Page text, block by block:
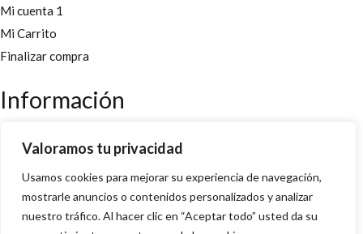
Valoramos tu privacidad
Usamos cookies para mejorar su experiencia de navegación,
mostrarle anuncios o contenidos personalizados y analizar
nuestro tráfico. Al hacer clic en “Aceptar todo” usted da su
Mi cuenta 1
Mi Carrito
Finalizar compra
Información
Políticas y cookies
Política de privacidad y condiciones
Copyright 2022 © Desarrollado porInnoweb Mediapara